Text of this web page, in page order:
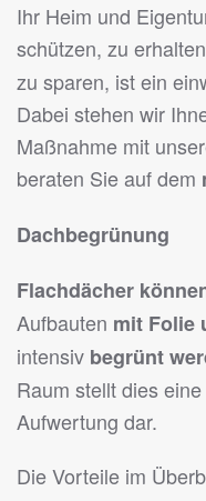
Ihr Heim und
schützen, zu
zu sparen, ist ein
Dabei stehen wir
Maßnahme mit
beraten Sie auf dem
Dachbegrünung
Flachdächer
Aufbauten mit Folie
intensiv begrünt
Raum stellt dies
Aufwertung dar.
Die Vorteile im